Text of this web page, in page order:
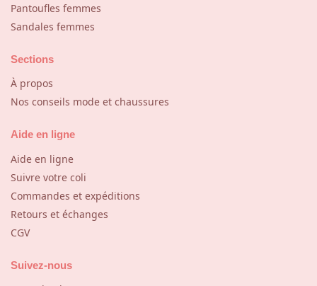
Pantoufles femmes
Sandales femmes
Sections
À propos
Nos conseils mode et chaussures
Aide en ligne
Aide en ligne
Suivre votre coli
Commandes et expéditions
Retours et échanges
CGV
Suivez-nous